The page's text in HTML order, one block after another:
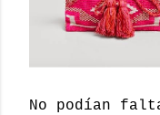
No podían